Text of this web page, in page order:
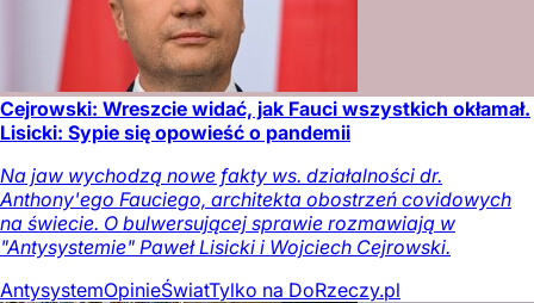
Cejrowski: Wreszcie widać, jak Fauci wszystkich okłamał.
Lisicki: Sypie się opowieść o pandemii
Na jaw wychodzą nowe fakty ws. działalności dr.
Anthony'ego Fauciego, architekta obostrzeń covidowych
na świecie. O bulwersującej sprawie rozmawiają w
"Antysystemie" Paweł Lisicki i Wojciech Cejrowski.
AntysystemOpinieŚwiatTylko na DoRzeczy.pl